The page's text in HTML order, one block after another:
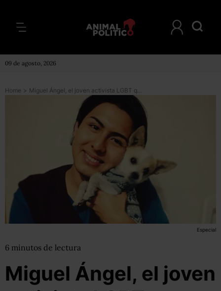
09 de agosto, 2026
Home > Miguel Ángel, el joven activista LGBT que soñaba con ser modelo y que fue asesinado
Especial
6 minutos de lectura
Miguel Ángel, el joven